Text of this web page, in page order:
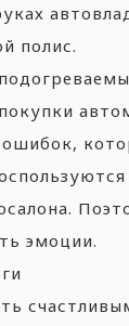
полис.
эмоции.